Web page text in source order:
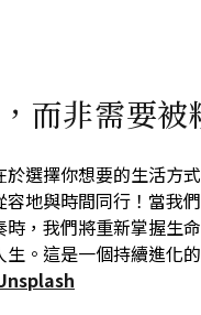
而非需要
選擇你想要的生活方
地與時間同行！當我
，我們將重新掌握生
。這是一個持續進化